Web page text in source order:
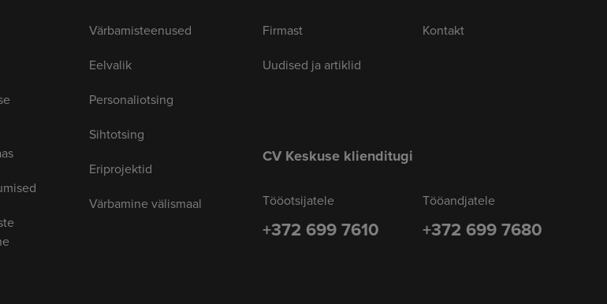
Värbamisteenused
Eelvalik
Personaliotsing
Sihtotsing
Eriprojektid
Värbamine välismaal
Firmast
Uudised ja artiklid
Kontakt
CV Keskuse klienditugi
Tööotsijatele
+372 699 7610
Tööandjatele
+372 699 7680